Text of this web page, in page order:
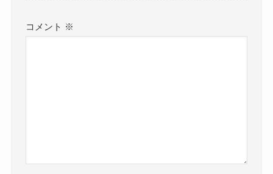
コメント ※